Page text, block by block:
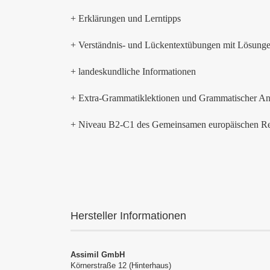
+ Erklärungen und Lerntipps
+ Verständnis- und Lückentextübungen mit
+ landeskundliche Informationen
+ Extra-Grammatiklektionen und Grammatischer
+ Niveau B2-C1 des Gemeinsamen europäischen
Hersteller Informationen
Assimil GmbH
Körnerstraße 12 (Hinterhaus)